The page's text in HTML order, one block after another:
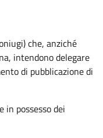
che, anziché
intendono delegare
di pubblicazione di
in possesso dei